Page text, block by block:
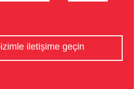
iletişime geçin